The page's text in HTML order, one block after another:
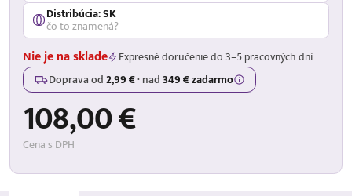
Distribúcia: SK
čo to znamená?
Nie je na sklade
Expresné doručenie do 3–5 pracovných dní
Doprava od2,99 €·nad349 € zadarmo
108,00 €
Cena s DPH